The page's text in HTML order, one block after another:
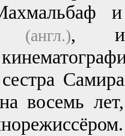
(англ.),
восемь